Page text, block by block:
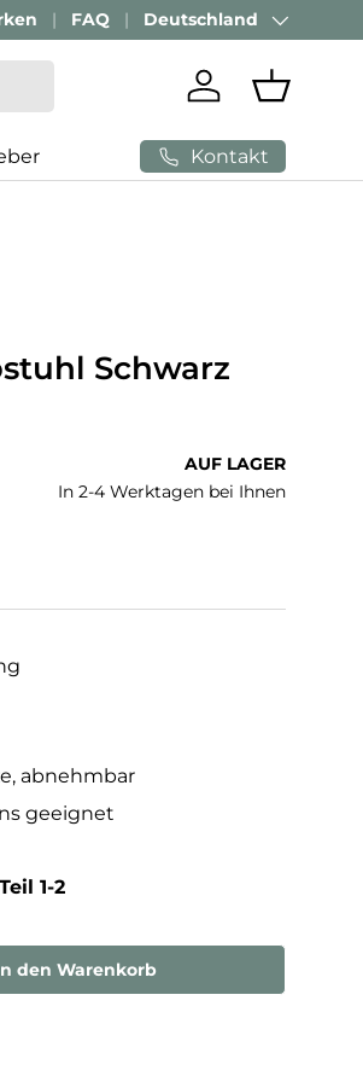
Bürostuhl finden mitAI-Beratung
FAQ Land/Region
Deutschland
Einloggen
Kontakt
Schwarz
AUF LAGER
In 2-4 Werktagen bei Ihnen
abnehmbar
geeignet
1-2
den Warenkorb